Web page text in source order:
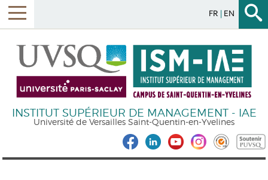
FR EN
INSTITUT SUPÉRIEUR DE MANAGEMENT - IAE
Université de Versailles Saint-Quentin-en-Yvelines